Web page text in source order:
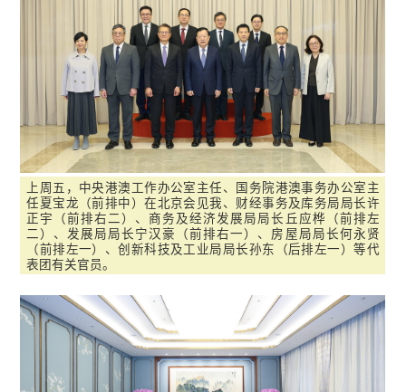
上周五，中央港澳工作办公室主任、国务院港澳事务办公室主
任夏宝龙（前排中）在北京会见我、财经事务及库务局局长许
正宇（前排右二）、商务及经济发展局局长丘应桦（前排左
二）、发展局局长宁汉豪（前排右一）、房屋局局长何永贤
（前排左一）、创新科技及工业局局长孙东（后排左一）等代
表团有关官员。